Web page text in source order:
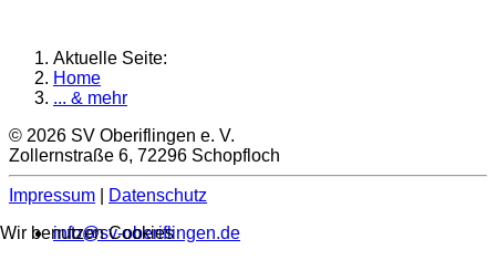
Aktuelle Seite:
Home
... & mehr
© 2026 SV Oberiflingen e. V.
Zollernstraße 6, 72296 Schopfloch
Impressum
Datenschutz
info@sv-oberiflingen.de
Wir benutzen Cookies